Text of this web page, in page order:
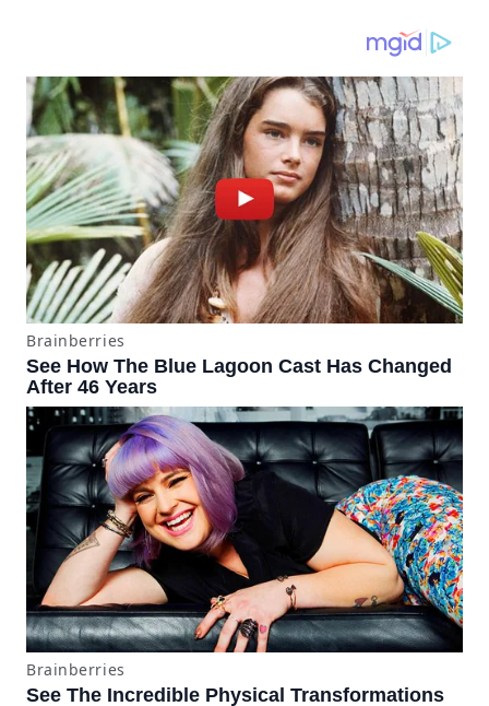
producían desde 2023